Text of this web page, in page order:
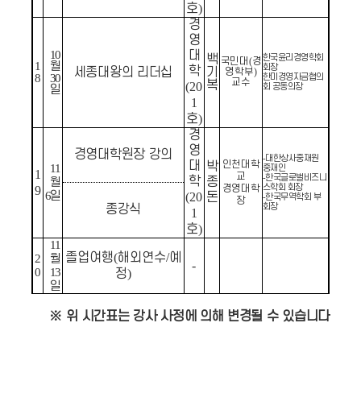
호)
1
8
10
월
30
일
세종대왕의 리더십
경
영
대
학
(20
1
호)
백
기
복
국민대 (경
영학부)
교수
한국윤리경영학회
회장
한미경영자금협의
회 공동의장
1
9
11
월
6일
경영대학원장 강의
경
영
대
학
(20
1
호)
박
종
돈
인천대학
교
경영대학
장
-대한상사중재원
중재인
-한국글로벌비즈니
스학회 회장
-한국무역학회 부
회장
종강식
2
0
11
월
13
일
졸업여행(해외연수/예
정)
-
※ 위 시간표는 강사 사정에 의해 변경될 수 있습니다